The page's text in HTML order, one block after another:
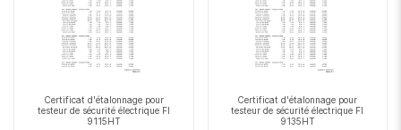
Certificat d'étalonnage pour
testeur de sécurité électrique FI
9115HT
Certificat d'étalonnage pour
testeur de sécurité électrique FI
9135HT